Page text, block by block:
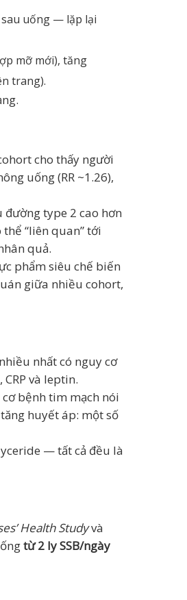
uống — lặp lại
mỡ mới), tăng
trang).
cho thấy người
uống (RR ~1.26),
type 2 cao hơn
“liên quan” tới
quả.
phẩm siêu chế biến
giữa nhiều cohort,
nhất có nguy cơ
và leptin.
bệnh tim mạch nói
huyết áp: một số
— tất cả đều là
Health Studyvà
từ 2 ly SSB/ngày